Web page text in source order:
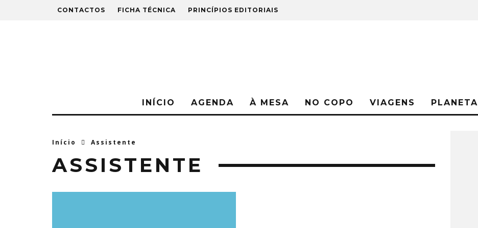
CONTACTOS FICHA TÉCNICA PRINCÍPIOS EDITORIAIS
INÍCIO AGENDA À MESA NO COPO VIAGENS PLANETA
Início Assistente
ASSISTENTE